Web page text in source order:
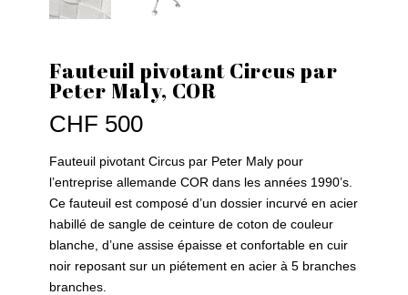
Fauteuil pivotant Circus par
Peter Maly, COR
CHF 500
Fauteuil pivotant Circus par Peter Maly pour
l’entreprise allemande COR dans les années 1990’s.
Ce fauteuil est composé d’un dossier incurvé en acier
habillé de sangle de ceinture de coton de couleur
blanche, d’une assise épaisse et confortable en cuir
noir reposant sur un piétement en acier à 5 branches
branches.